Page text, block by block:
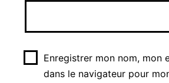
Enregistrer mon nom, mon
dans le navigateur pour